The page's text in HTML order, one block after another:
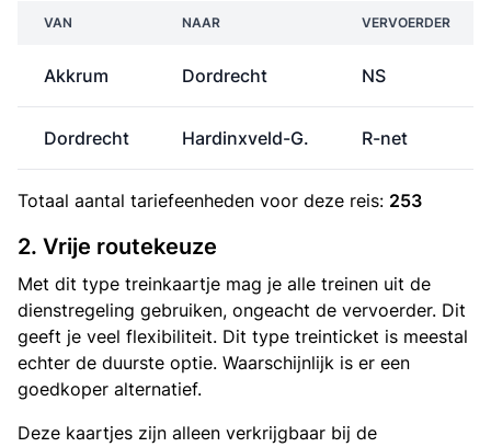
VAN NAAR VERVOERDER
Akkrum Dordrecht NS
Dordrecht Hardinxveld-G. R-net
Totaal aantal tariefeenheden voor deze reis: 253
2. Vrije routekeuze
Met dit type treinkaartje mag je alle treinen uit de
dienstregeling gebruiken, ongeacht de vervoerder. Dit
geeft je veel flexibiliteit. Dit type treinticket is meestal
echter de duurste optie. Waarschijnlijk is er een
goedkoper alternatief.
Deze kaartjes zijn alleen verkrijgbaar bij de